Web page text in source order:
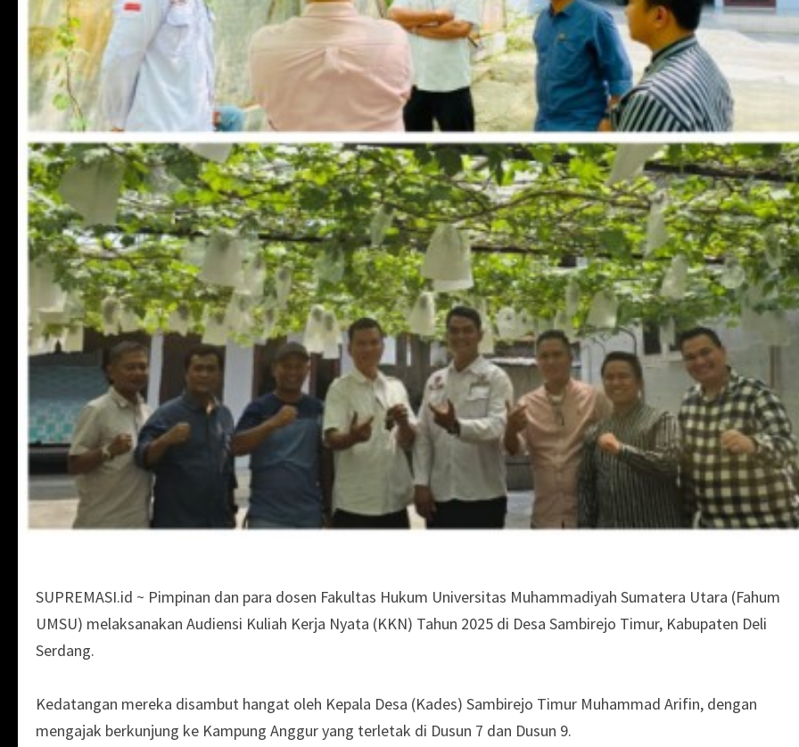
SUPREMASI.id ~ Pimpinan dan para dosen Fakultas Hukum Universitas Muhammadiyah Sumatera Utara (Fahum
UMSU) melaksanakan Audiensi Kuliah Kerja Nyata (KKN) Tahun 2025 di Desa Sambirejo Timur, Kabupaten Deli
Serdang.
Kedatangan mereka disambut hangat oleh Kepala Desa (Kades) Sambirejo Timur Muhammad Arifin, dengan
mengajak berkunjung ke Kampung Anggur yang terletak di Dusun 7 dan Dusun 9.